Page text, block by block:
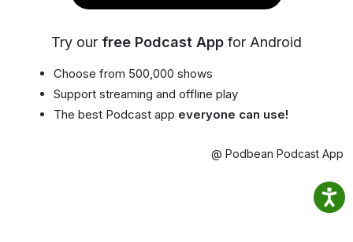
Try our free Podcast App for Android
Choose from 500,000 shows
Support streaming and offline play
The best Podcast app everyone can use!
@ Podbean Podcast App